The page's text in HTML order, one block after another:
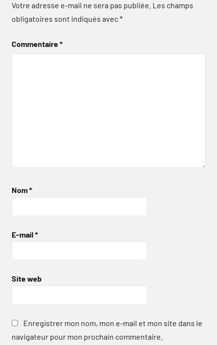
Votre adresse e-mail ne sera pas publiée. Les champs
obligatoires sont indiqués avec*
Commentaire*
Nom*
E-mail *
Site web
Enregistrer mon nom, mon e-mail et mon site dans le
navigateur pour mon prochain commentaire.